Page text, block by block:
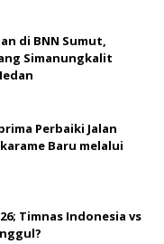
di BNN Sumut,
Simanungkalit
Perbaiki Jalan
Baru melalui
Timnas Indonesia vs